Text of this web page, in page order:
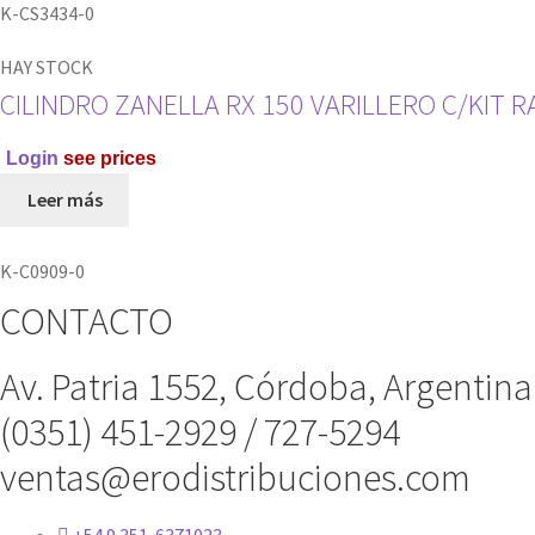
K-CS3434-0
K-C0909-0
HAY STOCK
CILINDRO ZANELLA RX 150 VARILLERO C/KIT
Login see prices
Leer más
CONTACTO
Av. Patria 1552, Córdoba, Argentina
(0351) 451-2929 / 727-5294
ventas@erodistribuciones.com